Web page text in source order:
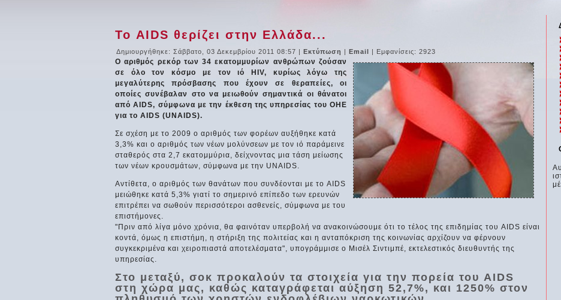
Το AIDS θερίζει στην Ελλάδα...
Δημιουργήθηκε: Σάββατο, 03 Δεκεμβρίου 2011 08:57 | Εκτύπωση | Email | Εμφανίσεις: 2923
Ο αριθμός ρεκόρ των 34 εκατομμυρίων ανθρώπων ζούσαν
σε όλο τον κόσμο με τον ιό HIV, κυρίως λόγω της
μεγαλύτερης πρόσβασης που έχουν σε θεραπείες, οι
οποίες συνέβαλαν στο να μειωθούν σημαντικά οι θάνατοι
από AIDS, σύμφωνα με την έκθεση της υπηρεσίας του ΟΗΕ
για το AIDS (UNAIDS).
Σε σχέση με το 2009 ο αριθμός των φορέων αυξήθηκε κατά
3,3% και ο αριθμός των νέων μολύνσεων με τον ιό παράμεινε
σταθερός στα 2,7 εκατομμύρια, δείχνοντας μια τάση μείωσης
των νέων κρουσμάτων, σύμφωνα με την UNAIDS.
Αντίθετα, ο αριθμός των θανάτων που συνδέονται με το AIDS
μειώθηκε κατά 5,3% γιατί το σημερινό επίπεδο των ερευνών
επιτρέπει να σωθούν περισσότεροι ασθενείς, σύμφωνα με του
επιστήμονες.
"Πριν από λίγα μόνο χρόνια, θα φαινόταν υπερβολή να ανακοινώσουμε ότι το τέλος της επιδημίας του AIDS είναι
κοντά, όμως η επιστήμη, η στήριξη της πολιτείας και η ανταπόκριση της κοινωνίας αρχίζουν να φέρνουν
συγκεκριμένα και χειροπιαστά αποτελέσματα", υπογράμμισε ο Μισέλ Σιντιμπέ, εκτελεστικός διευθυντής της
υπηρεσίας.
Στο μεταξύ, σοκ προκαλούν τα στοιχεία για την πορεία του AIDS
στη χώρα μας, καθώς καταγράφεται αύξηση 52,7%, και 1250% στον